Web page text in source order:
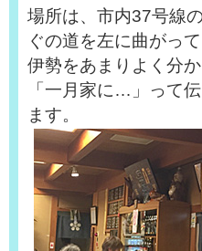
場所は、市内37号線
ぐの道を左に曲がっ
伊勢をあまりよく分
「一月家に…」って
ます。